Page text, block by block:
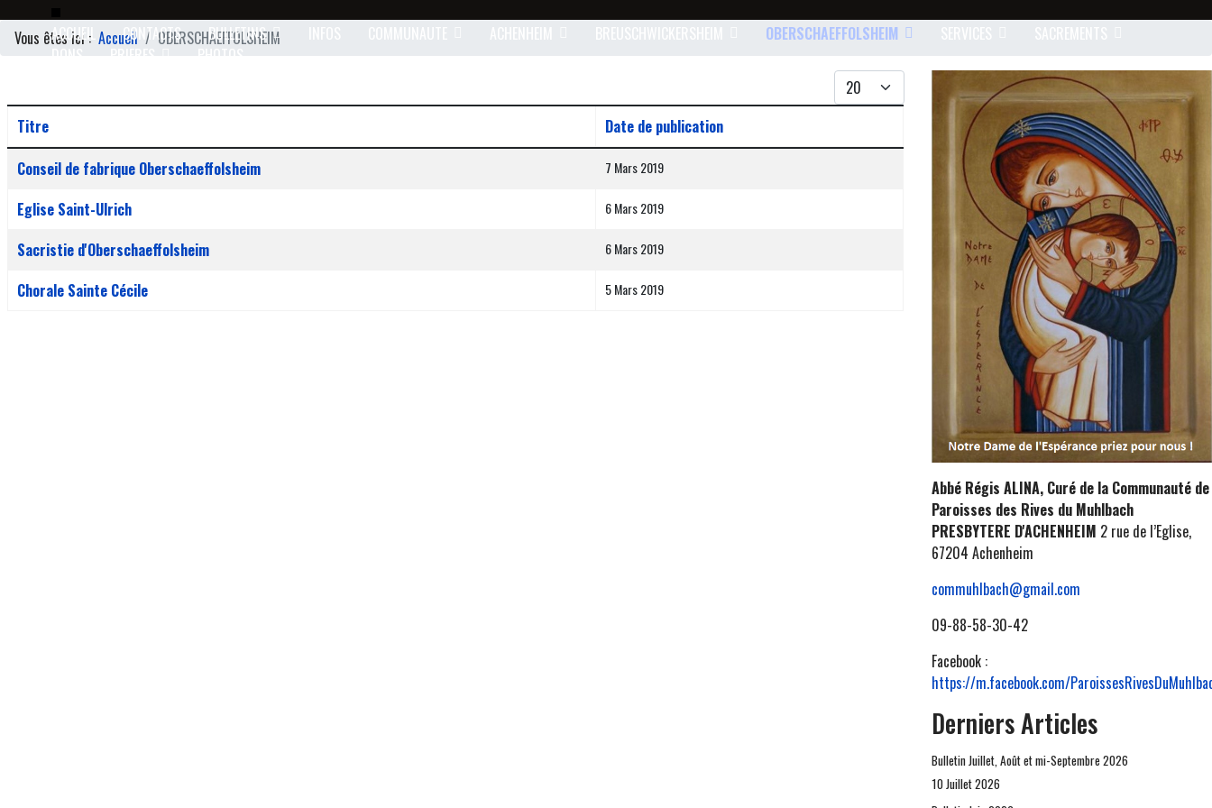
ACCUEIL CONTACTS BULLETINS OBERSCHAEFFOLSHEIM
Vous êtes ici : Accueil
OBERSCHAEFFOLSHEIM
Afficher #
Articles
Titre
Date de publication
Conseil de fabrique Oberschaeffolsheim
7 Mars 2019
Eglise Saint-Ulrich 6 Mars 2019
Sacristie d'Oberschaeffolsheim 6 Mars 2019
Chorale Sainte Cécile 5 Mars 2019
Abbé Régis ALINA, Curé de la Communauté de
Paroisses des Rives du Muhlbach
PRESBYTERE D'ACHENHEIM 2 rue de l’Eglise,
67204 Achenheim
commuhlbach@gmail.com
09-88-58-30-42
Facebook :
https://m.facebook.com/
Derniers Articles
Bulletin Juillet, Août et mi-Septembre 2026
10 Juillet 2026